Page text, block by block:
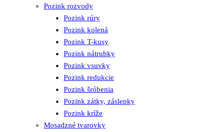
Pozink rozvody
Pozink rúry
Pozink kolená
Pozink T-kusy
Pozink nátrubky
Pozink vsuvky
Pozink redukcie
Pozink šróbenia
Pozink zátky, záslepky
Pozink kríže
Mosadzné tvarovky